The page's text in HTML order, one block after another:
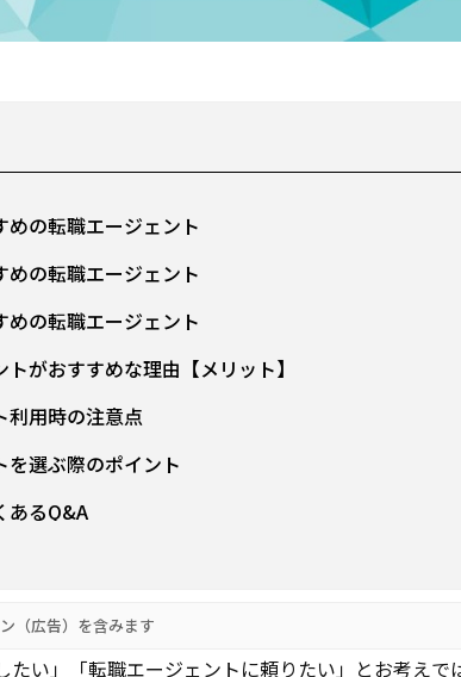
めの転職エージェント
めの転職エージェント
めの転職エージェント
がおすすめな理由【メリット】
利用時の注意点
を選ぶ際のポイント
あるQ&A
（広告）を含みます
たい」「転職エージェントに頼りたい」とお考えで